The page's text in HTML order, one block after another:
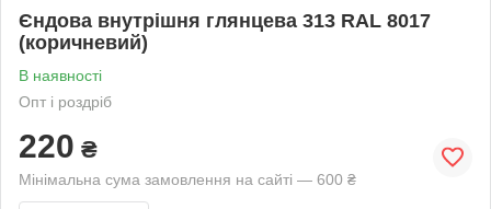
Єндова внутрішня глянцева 313 RAL 8017
(коричневий)
В наявності
Опт і роздріб
220 ₴
Мінімальна сума замовлення на сайті — 600 ₴